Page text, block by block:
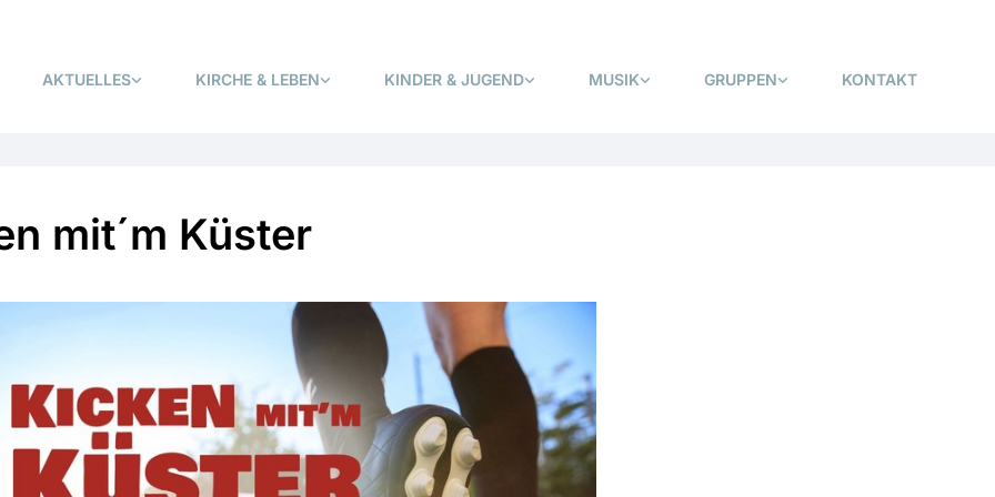
AKTUELLES KIRCHE & LEBEN KINDER & JUGEND MUSIK GRUPPEN KONTAKT
mit´m Küster